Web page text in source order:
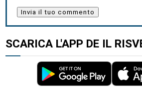
SCARICA L'APP DE IL